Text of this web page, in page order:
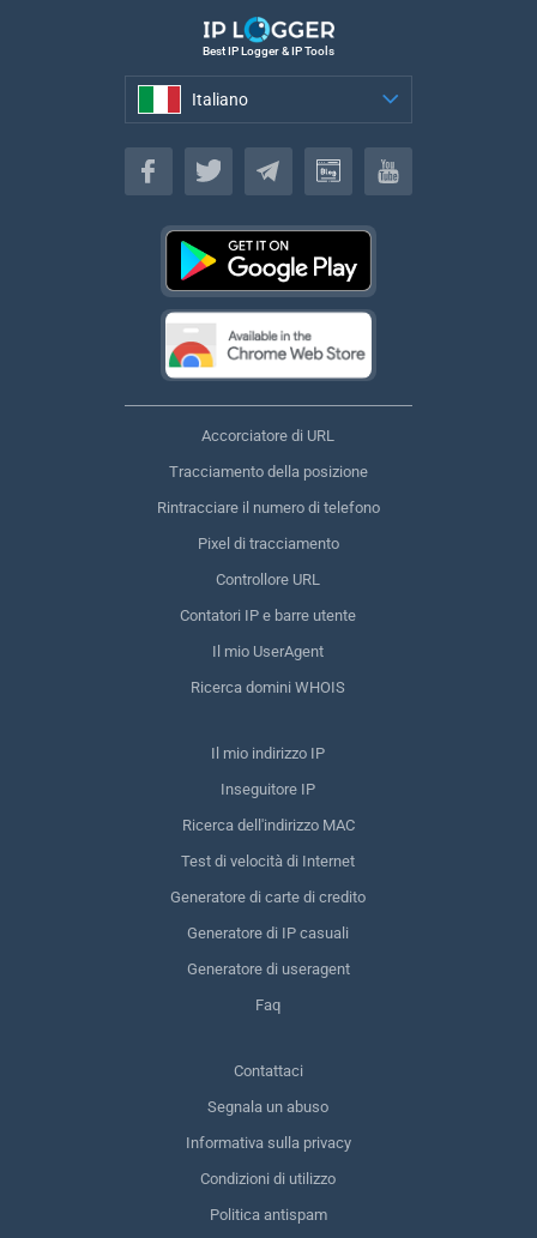
Best IP Logger & IP Tools
Italiano
Italiano
Accorciatore di URL
Tracciamento della posizione
Rintracciare il numero di telefono
Pixel di tracciamento
Controllore URL
Contatori IP e barre utente
Il mio UserAgent
Ricerca domini WHOIS
Il mio indirizzo IP
Inseguitore IP
Ricerca dell'indirizzo MAC
Test di velocità di Internet
Generatore di carte di credito
Generatore di IP casuali
Generatore di useragent
Faq
Contattaci
Segnala un abuso
Informativa sulla privacy
Condizioni di utilizzo
Politica antispam